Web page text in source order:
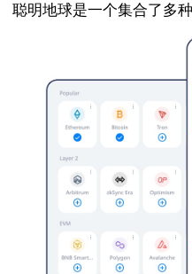
聪明地球是一个集合了多